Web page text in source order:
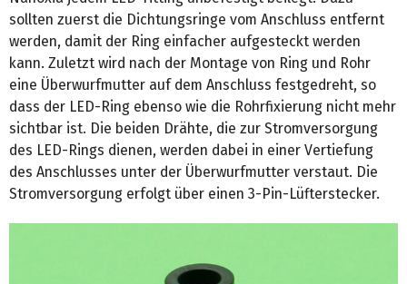
sollten zuerst die Dichtungsringe vom Anschluss entfernt
werden, damit der Ring einfacher aufgesteckt werden
kann. Zuletzt wird nach der Montage von Ring und Rohr
eine Überwurfmutter auf dem Anschluss festgedreht, so
dass der LED-Ring ebenso wie die Rohrfixierung nicht mehr
sichtbar ist. Die beiden Drähte, die zur Stromversorgung
des LED-Rings dienen, werden dabei in einer Vertiefung
des Anschlusses unter der Überwurfmutter verstaut. Die
Stromversorgung erfolgt über einen 3-Pin-Lüfterstecker.